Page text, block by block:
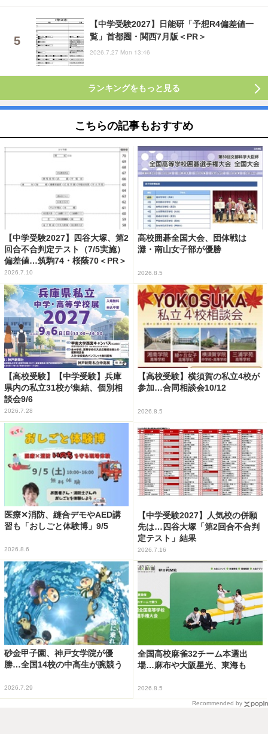
【中学受験2027】日能研「予想R4偏差値一
覧」首都圏・関西7月版＜PR＞
2026.7.27 Mon 13:46
ランキングをもっと見る
こちらの記事もおすすめ
【中学受験2027】四谷大塚、第2
回合不合判定テスト（7/5実施）
偏差値…筑駒74・桜蔭70＜PR＞
2026.7.10
高校囲碁全国大会、団体戦は
灘・南山女子部が優勝
2026.8.5
【高校受験】【中学受験】兵庫
県内の私立31校が集結、個別相
談会9/6
2026.7.28
【高校受験】横須賀の私立4校が
参加…合同相談会10/12
2026.8.5
医療✕消防、縫合デモやAED講
習も「おしごと体験博」9/5
2026.8.6
【中学受験2027】人気校の併願
先は…四谷大塚「第2回合不合判
定テスト」結果
2026.7.16
砂金甲子園、神戸女学院が優
勝…全国14校の中高生が腕競う
2026.7.29
全国高校麻雀32チーム本選出
場…麻布や大阪星光、東海も
2026.8.5
Recommended by